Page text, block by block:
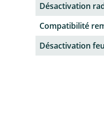
Désactivation
Compatibilité
Désactivation